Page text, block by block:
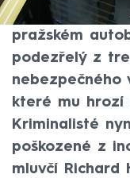
ohrožoval
pražském
podezřelý z
nebezpečného
které mu
Kriminalisté
poškozené z
mluvčí Richard